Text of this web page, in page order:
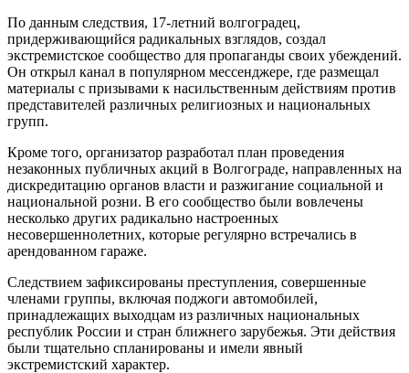
По данным следствия, 17-летний волгоградец,
придерживающийся радикальных взглядов, создал
экстремистское сообщество для пропаганды своих убеждений.
Он открыл канал в популярном мессенджере, где размещал
материалы с призывами к насильственным действиям против
представителей различных религиозных и национальных
групп.
Кроме того, организатор разработал план проведения
незаконных публичных акций в Волгограде, направленных на
дискредитацию органов власти и разжигание социальной и
национальной розни. В его сообщество были вовлечены
несколько других радикально настроенных
несовершеннолетних, которые регулярно встречались в
арендованном гараже.
Следствием зафиксированы преступления, совершенные
членами группы, включая поджоги автомобилей,
принадлежащих выходцам из различных национальных
республик России и стран ближнего зарубежья. Эти действия
были тщательно спланированы и имели явный
экстремистский характер.